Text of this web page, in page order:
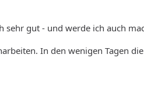
sehr gut - und werde ich auch
In den wenigen Tagen